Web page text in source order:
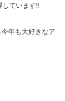
ています!!
年も大好きなア